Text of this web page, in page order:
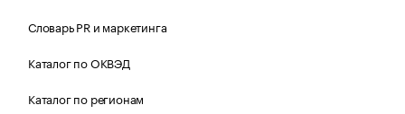
Словарь PR и маркетинга
Каталог по ОКВЭД
Каталог по регионам